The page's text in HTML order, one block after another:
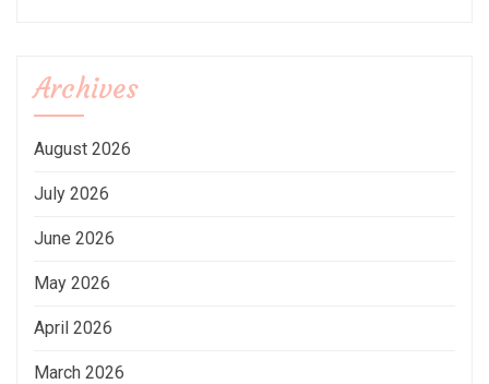
Archives
August 2026
July 2026
June 2026
May 2026
April 2026
March 2026